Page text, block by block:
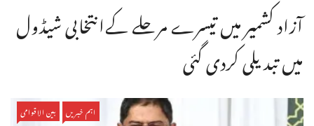
آزاد کشمیر میں تیسرے مرحلے کےانتخابی شیڈول
میں تبدیلی کردی گئی
اہم خبریں بین الاقوامی